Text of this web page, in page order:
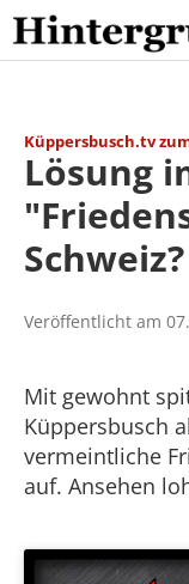
Skip
to
content
Küppersbusch.tv
Lösung
Schweiz?
Veröffentlicht am
Mit gewohnt
Küppersbusch
vermeintliche
auf. Ansehen